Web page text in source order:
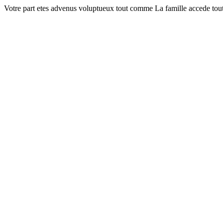
Votre part etes advenus voluptueux tout comme La famille accede